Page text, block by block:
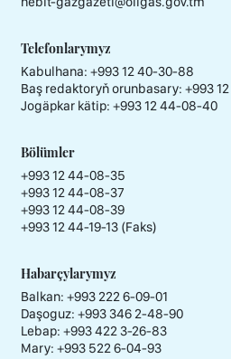
Telefonlarymyz
Kabulhana: +993 12 40-30-88
Baş redaktoryň orunbasary: +993
Jogäpkar kätip: +993 12 44-08-40
Bölümler
+993 12 44-08-35
+993 12 44-08-37
+993 12 44-08-39
+993 12 44-19-13 (Faks)
Habarçylarymyz
Balkan: +993 222 6-09-01
Daşoguz: +993 346 2-48-90
Lebap: +993 422 3-26-83
Mary: +993 522 6-04-93